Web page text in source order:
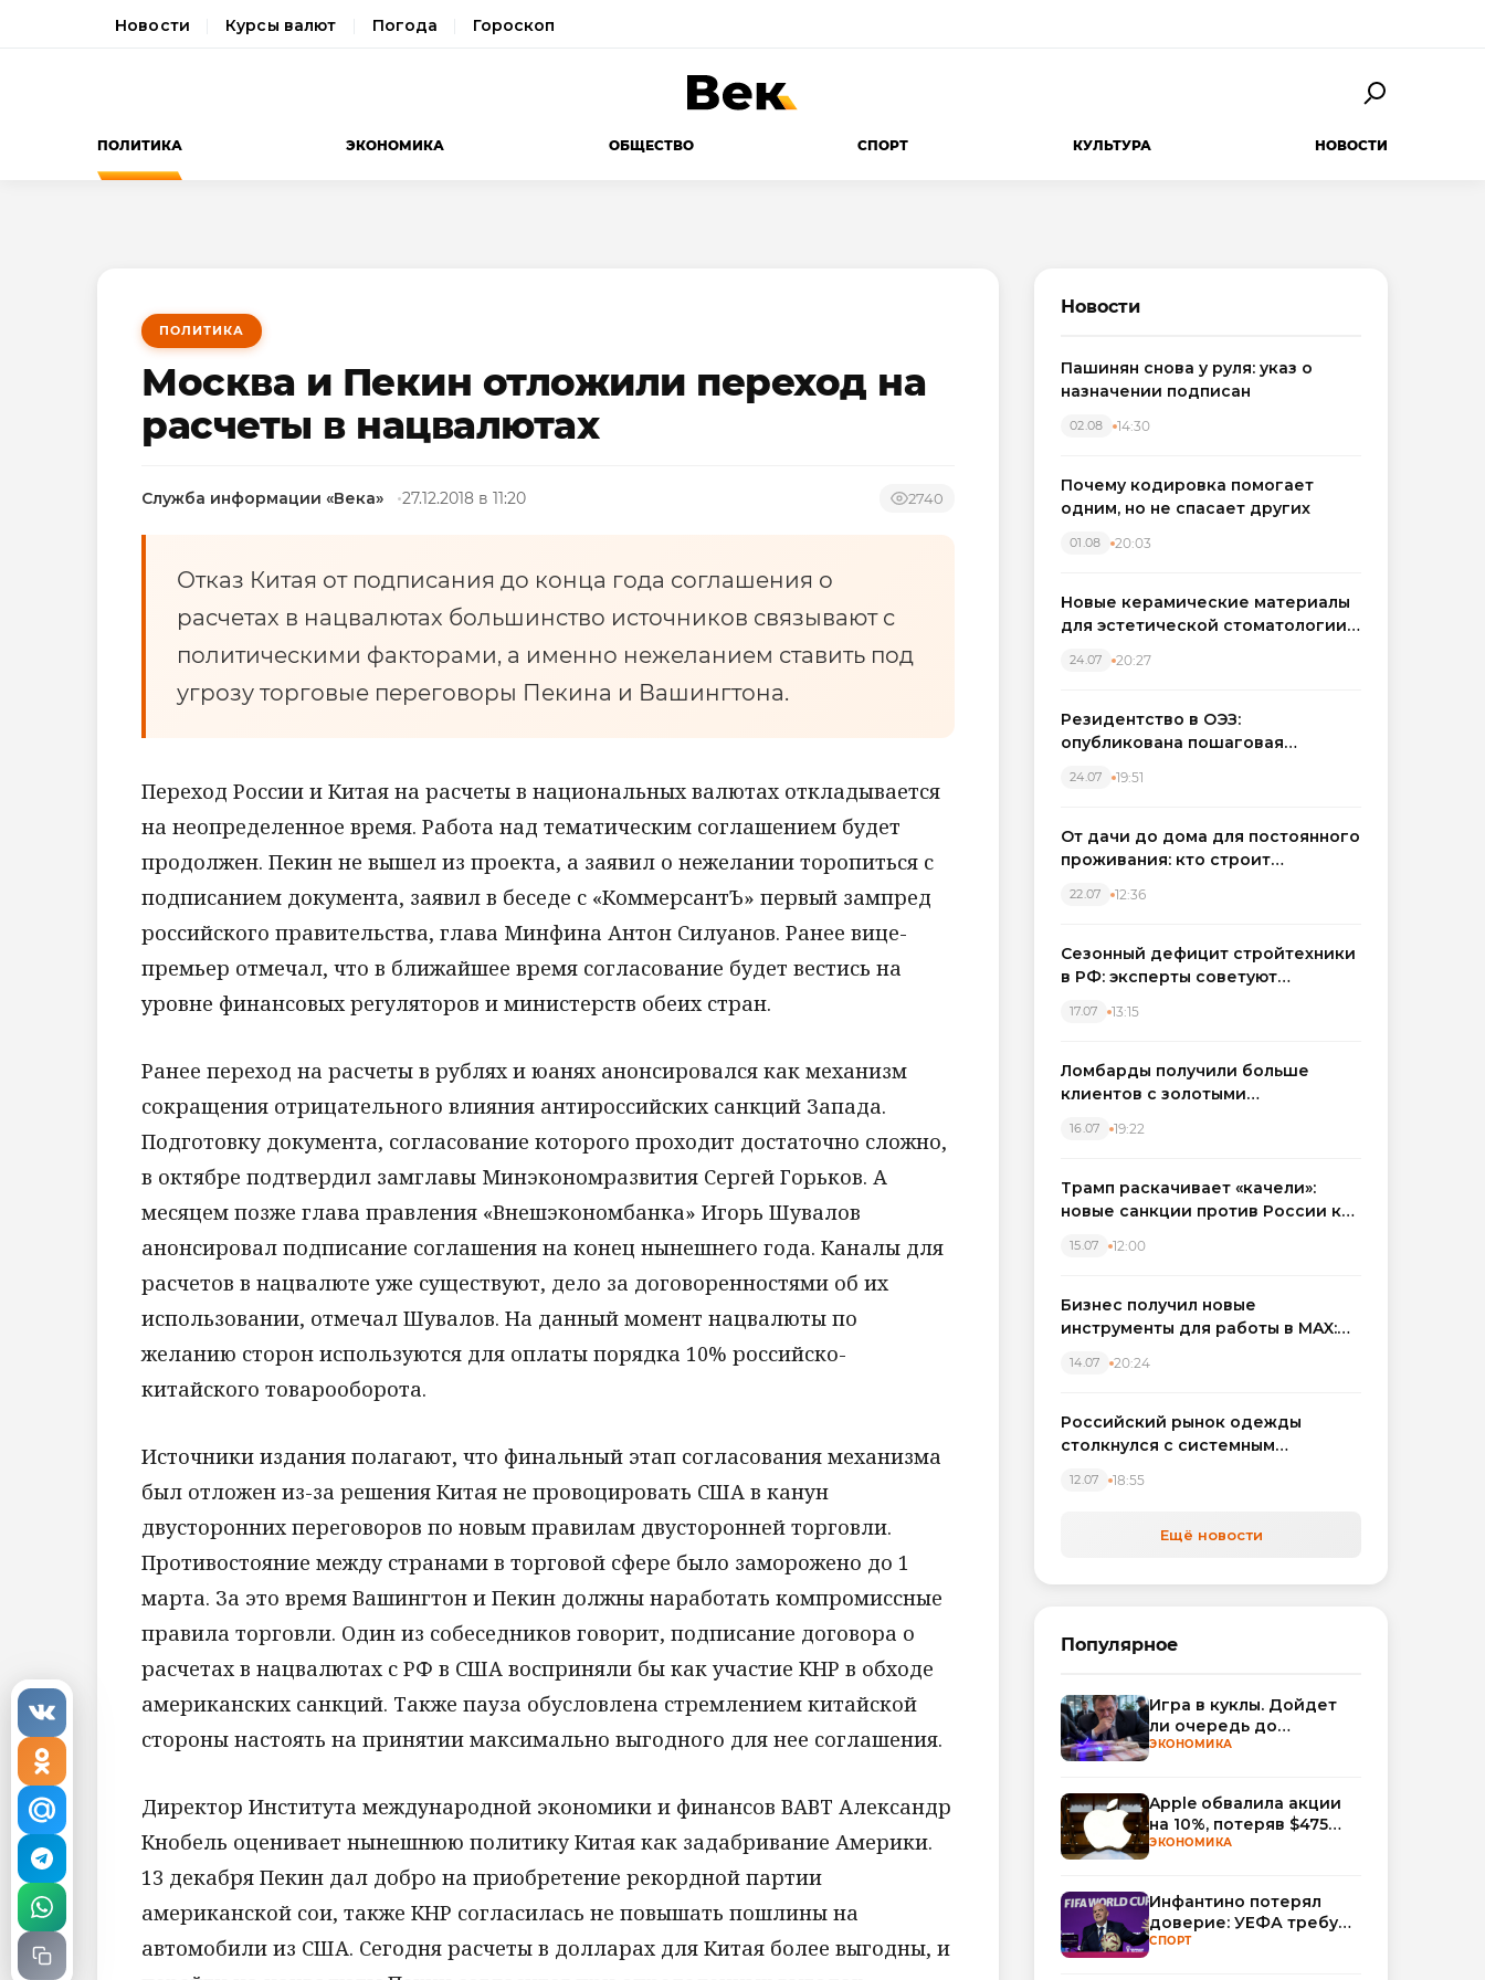
Новости Курсы валют Погода Гороскоп
ПОЛИТИКА ЭКОНОМИКА ОБЩЕСТВО СПОРТ КУЛЬТУРА НОВОСТИ
ПОЛИТИКА
Москва и Пекин отложили переход на
расчеты в нацвалютах
Служба информации «Века» 27.12.2018 в 11:20 2740
Отказ Китая от подписания до конца года соглашения о
расчетах в нацвалютах большинство источников связывают с
политическими факторами, а именно нежеланием ставить под
угрозу торговые переговоры Пекина и Вашингтона.
Переход России и Китая на расчеты в национальных валютах откладывается
на неопределенное время. Работа над тематическим соглашением будет
продолжен. Пекин не вышел из проекта, а заявил о нежелании торопиться с
подписанием документа, заявил в беседе с «КоммерсантЪ» первый зампред
российского правительства, глава Минфина Антон Силуанов. Ранее вице-
премьер отмечал, что в ближайшее время согласование будет вестись на
уровне финансовых регуляторов и министерств обеих стран.
Ранее переход на расчеты в рублях и юанях анонсировался как механизм
сокращения отрицательного влияния антироссийских санкций Запада.
Подготовку документа, согласование которого проходит достаточно сложно,
в октябре подтвердил замглавы Минэкономразвития Сергей Горьков. А
месяцем позже глава правления «Внешэкономбанка» Игорь Шувалов
анонсировал подписание соглашения на конец нынешнего года. Каналы для
расчетов в нацвалюте уже существуют, дело за договоренностями об их
использовании, отмечал Шувалов. На данный момент нацвалюты по
желанию сторон используются для оплаты порядка 10% российско-
китайского товарооборота.
Источники издания полагают, что финальный этап согласования механизма
был отложен из-за решения Китая не провоцировать США в канун
двусторонних переговоров по новым правилам двусторонней торговли.
Противостояние между странами в торговой сфере было заморожено до 1
марта. За это время Вашингтон и Пекин должны наработать компромиссные
правила торговли. Один из собеседников говорит, подписание договора о
расчетах в нацвалютах с РФ в США восприняли бы как участие КНР в обходе
американских санкций. Также пауза обусловлена стремлением китайской
стороны настоять на принятии максимально выгодного для нее соглашения.
Директор Института международной экономики и финансов ВАВТ Александр
Кнобель оценивает нынешнюю политику Китая как задабривание Америки.
13 декабря Пекин дал добро на приобретение рекордной партии
американской сои, также КНР согласилась не повышать пошлины на
автомобили из США. Сегодня расчеты в долларах для Китая более выгодны, и
Новости
Пашинян снова у руля: указ о
назначении подписан
02.08 14:30
Почему кодировка помогает
одним, но не спасает других
01.08 20:03
Новые керамические материалы
для эстетической стоматологии
24.07 20:27
Резидентство в ОЭЗ:
опубликована пошаговая
налоговых льгот для инвесторов
24.07 19:51
От дачи до дома для постоянного
проживания: кто строит
Западном регионе
22.07 12:36
Сезонный дефицит стройтехники
в РФ: эксперты советуют
17.07 13:15
Ломбарды получили больше
клиентов с золотыми
вырос на фоне подорожания
16.07 19:22
Трамп раскачивает «качели»:
новые санкции против России как
15.07 12:00
Бизнес получил новые
инструменты для работы в MAX:
автоматизируют обработку
14.07 20:24
Российский рынок одежды
столкнулся с системным
12.07 18:55
Ещё новости
Популярное
Игра в куклы. Дойдет
ли очередь до
Миллера?
ЭКОНОМИКА
Apple обвалила акции
на 10%, потеряв $475
млрд капитализации
ЭКОНОМИКА
Инфантино потерял
доверие: УЕФА требует
смены руководства
СПОРТ